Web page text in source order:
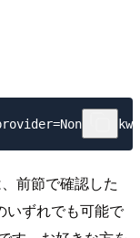
前節で確認した
いずれでも可能で